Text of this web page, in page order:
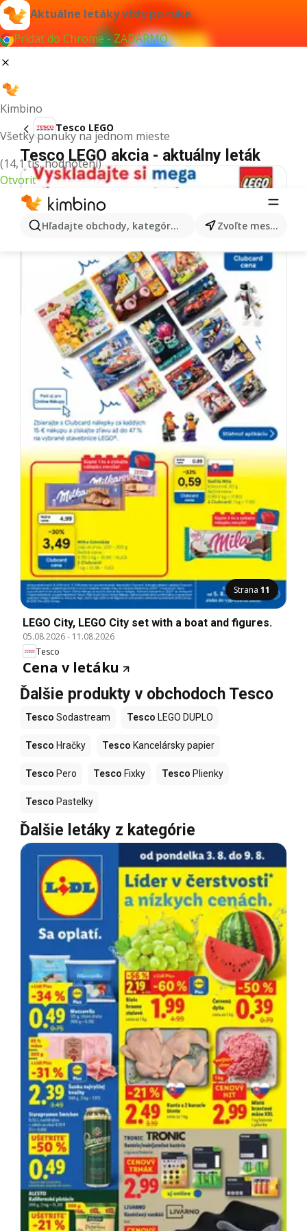
Aktuálne letáky vždy po ruke
Pridať do Chrome - ZADARMO
Kimbino
Všetky ponuky na jednom mieste
(14,1 tis. hodnotení)
Otvoriť
Hľadajte obchody, kategórie, produkty... Zvoľte mesto
Tesco LEGO
Tesco LEGO akcia - aktuálny leták
Strana 11
LEGO City, LEGO City set with a boat and figures.
05.08.2026- 11.08.2026
Tesco
Cena v letáku
Ďalšie produkty v obchodoch Tesco
Tesco Sodastream Tesco LEGO DUPLO
Tesco Hračky Tesco Kancelársky papier
Tesco Pero Tesco Fixky Tesco Plienky
Tesco Pastelky
Ďalšie letáky z kategórie